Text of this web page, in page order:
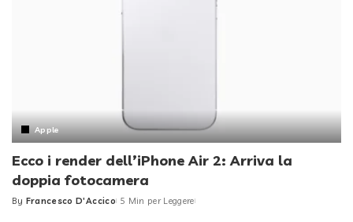
Apple
Ecco i render dell’iPhone Air 2: Arriva la
doppia fotocamera
Posted
By Francesco D'Accico 5 Min per Leggere